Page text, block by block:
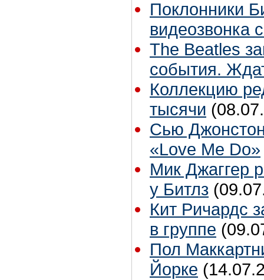
Поклонники
видеозвонка
The Beatles
события.
Коллекцию
тысячи
Сью
«Love Me Do»
Мик Джаггер
у Битлз
Кит Ричардс
в группе
Пол
Йорке